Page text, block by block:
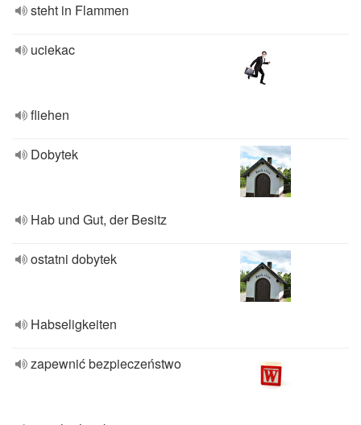
steht in Flammen
uciekac
fliehen
Dobytek
Hab und Gut, der Besitz
ostatni dobytek
Habseligkeiten
zapewnić bezpieczeństwo